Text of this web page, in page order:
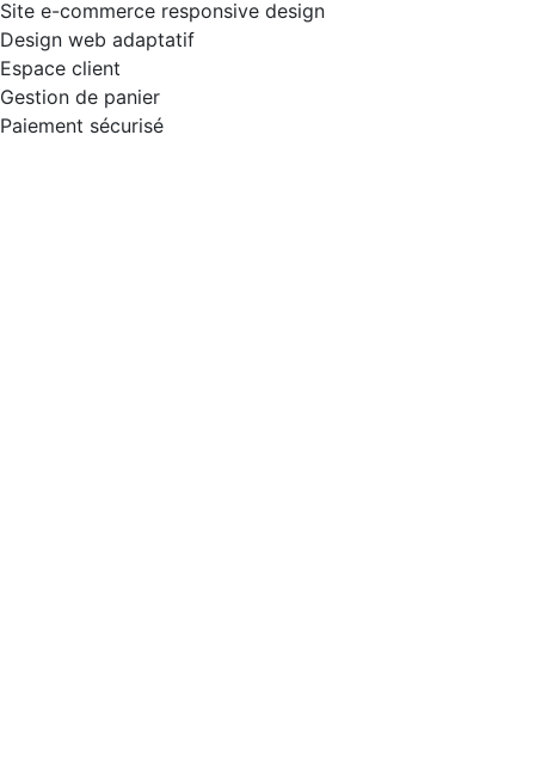
Site e-commerce responsive design
Design web adaptatif
Espace client
Gestion de panier
Paiement sécurisé